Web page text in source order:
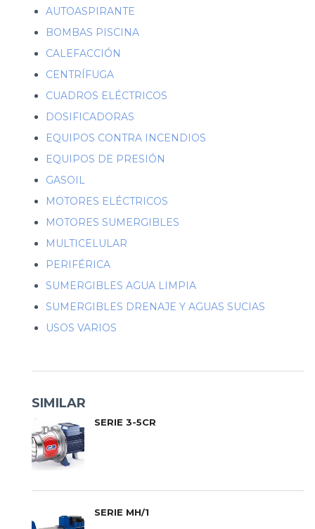
AUTOASPIRANTE
BOMBAS PISCINA
CALEFACCIÓN
CENTRÍFUGA
CUADROS ELÉCTRICOS
DOSIFICADORAS
EQUIPOS CONTRA INCENDIOS
EQUIPOS DE PRESIÓN
GASOIL
MOTORES ELÉCTRICOS
MOTORES SUMERGIBLES
MULTICELULAR
PERIFÉRICA
SUMERGIBLES AGUA LIMPIA
SUMERGIBLES DRENAJE Y AGUAS SUCIAS
USOS VARIOS
SIMILAR
SERIE 3-5CR
SERIE MH/1